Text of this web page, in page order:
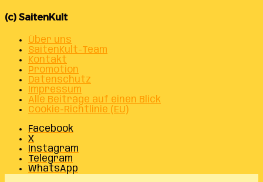
(c) SaitenKult
Über uns
SaitenKult-Team
Kontakt
Promotion
Datenschutz
Impressum
Alle Beiträge auf einen Blick
Cookie-Richtlinie (EU)
Facebook
X
Instagram
Telegram
WhatsApp